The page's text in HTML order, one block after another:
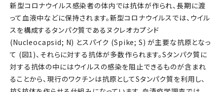
新型コロナウイルス感染者の体内では抗体が作られ、長期に渡
って血液中などに保持されます。新型コロナウイルスでは、ウイル
スを構成するタンパク質であるヌクレオカプシド
(Nucleocapsid; N) とスパイク (Spike; S) が主要な抗原となっ
て (図1)、それらに対する抗体が多数作られます。Sタンパク質に
対する抗体の中にはウイルスの感染を阻止できるものが含まれ
ることから、現行のワクチンは抗原としてSタンパク質を利用し、